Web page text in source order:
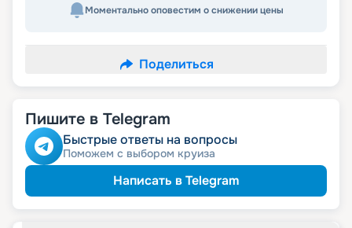
Моментально оповестим о снижении цены
Поделиться
Пишите в Telegram
Быстрые ответы на вопросы
Поможем с выбором круиза
Написать в Telegram